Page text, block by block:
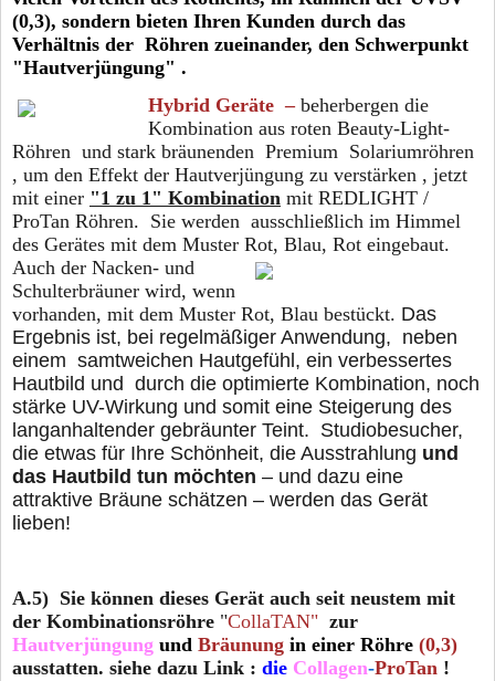
(0,3), sondern bieten Ihren Kunden durch das
Verhältnis der Röhren zueinander, den Schwerpunkt
"Hautverjüngung" .
Hybrid Geräte –beherbergen die
Kombination aus roten Beauty-Light-
Röhren und stark bräunenden Premium Solariumröhren
, um den Effekt der Hautverjüngung zu verstärken , jetzt
mit einer "1 zu 1" Kombination mit REDLIGHT /
ProTan Röhren. Sie werden ausschließlich im Himmel
des Gerätes mit dem Muster Rot, Blau, Rot eingebaut.
Auch der Nacken- und
Schulterbräuner wird, wenn
vorhanden, mit dem Muster Rot, Blau bestückt. Das
Ergebnis ist, bei regelmäßiger Anwendung, neben
einem samtweichen Hautgefühl, ein verbessertes
Hautbild und durch die optimierte Kombination, noch
stärke UV-Wirkung und somit eine Steigerung des
langanhaltender gebräunter Teint. Studiobesucher,
die etwas für Ihre Schönheit, die Ausstrahlung und
das Hautbild tun möchten – und dazu eine
attraktive Bräune schätzen – werden das Gerät
lieben!
A.5) Sie können dieses Gerät auch seit neustem mit
der Kombinationsröhre "CollaTAN" zur
Hautverjüngung und Bräunung in einer Röhre (0,3)
ausstatten. siehe dazu Link : die Collagen-ProTan !